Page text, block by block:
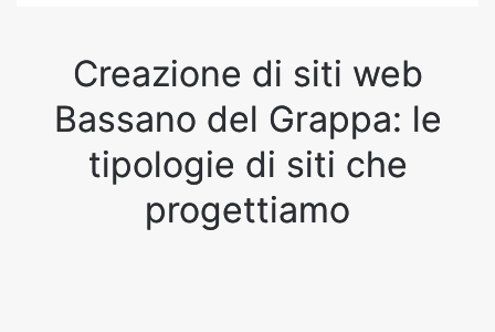
Creazione di siti web
Bassano del Grappa: le
tipologie di siti che
progettiamo